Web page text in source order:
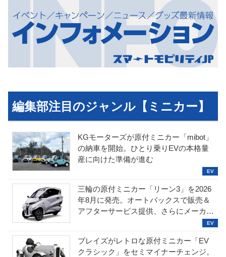
編集部注目のジャンル【ミニカー】
KGモーターズが原付ミニカー「mibot」
の納車を開始。ひとり乗りEVの本格量
産に向けた準備が進む
三輪の原付ミニカー「リーン3」を2026
年8月に発売。オートバックスで販売＆
アフターサービス提供、さらにメーカー
ブレイズがレトロな原付ミニカー「EV
クラシック」をセミマイナーチェンジ。